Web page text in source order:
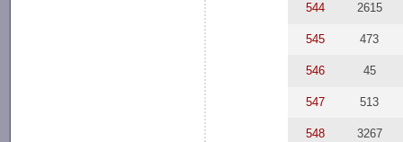
544 2615
545 473
546 45
547 513
548 3267